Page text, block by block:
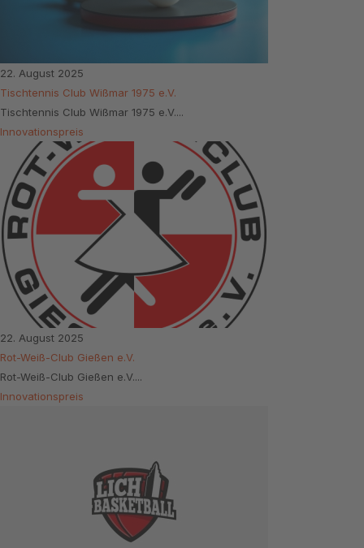
22. August 2025
Tischtennis Club Wißmar 1975 e.V.
Tischtennis Club Wißmar 1975 e.V....
Innovationspreis
22. August 2025
Rot-Weiß-Club Gießen e.V.
Rot-Weiß-Club Gießen e.V....
Innovationspreis